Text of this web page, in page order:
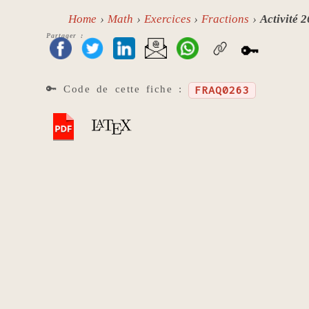
Home Math Exercices Fractions Activité
Partager :
🔑
🔑 Code de cette fiche : FRAQ0263